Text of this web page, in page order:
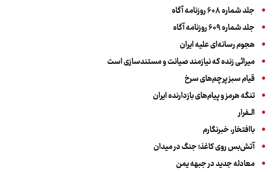
جلد شماره ۶۰۸ روزنامه آگاه
جلد شماره ۶۰۹ روزنامه آگاه
هجوم رسانه‌ای علیه ایران
میراثی زنده که نیازمند صیانت و مستندسازی است
قیام سبز پرچم‌های سرخ
تنگه هرمز و پیام‌های بازدارنده ایران
الــفرار
باافتخار، خبرنگارم
آتش‌بس روی کاغذ؛ جنگ در میدان
معادله جدید در جبهه یمن